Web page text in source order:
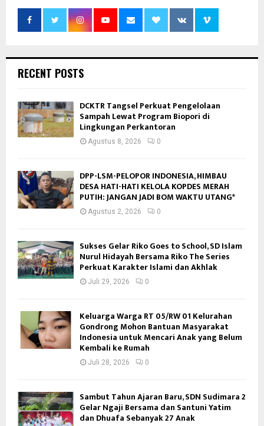
RECENT POSTS
DCKTR Tangsel Perkuat Pengelolaan
Sampah Lewat Program Biopori di
Lingkungan Perkantoran
Agustus 8, 2026 0
DPP-LSM-PELOPOR INDONESIA, HIMBAU
DESA HATI-HATI KELOLA KOPDES MERAH
PUTIH: JANGAN JADI BOM WAKTU UTANG*
Agustus 2, 2026 0
Sukses Gelar Riko Goes to School, SD Islam
Nurul Hidayah Bersama Riko The Series
Perkuat Karakter Islami dan Akhlak
Juli 29, 2026 0
Keluarga Warga RT 05/RW 01 Kelurahan
Gondrong Mohon Bantuan Masyarakat
Indonesia untuk Mencari Anak yang Belum
Kembali ke Rumah
Juli 28, 2026 0
Sambut Tahun Ajaran Baru, SDN Sudimara 2
Gelar Ngaji Bersama dan Santuni Yatim
dan Dhuafa Sebanyak 27 Anak